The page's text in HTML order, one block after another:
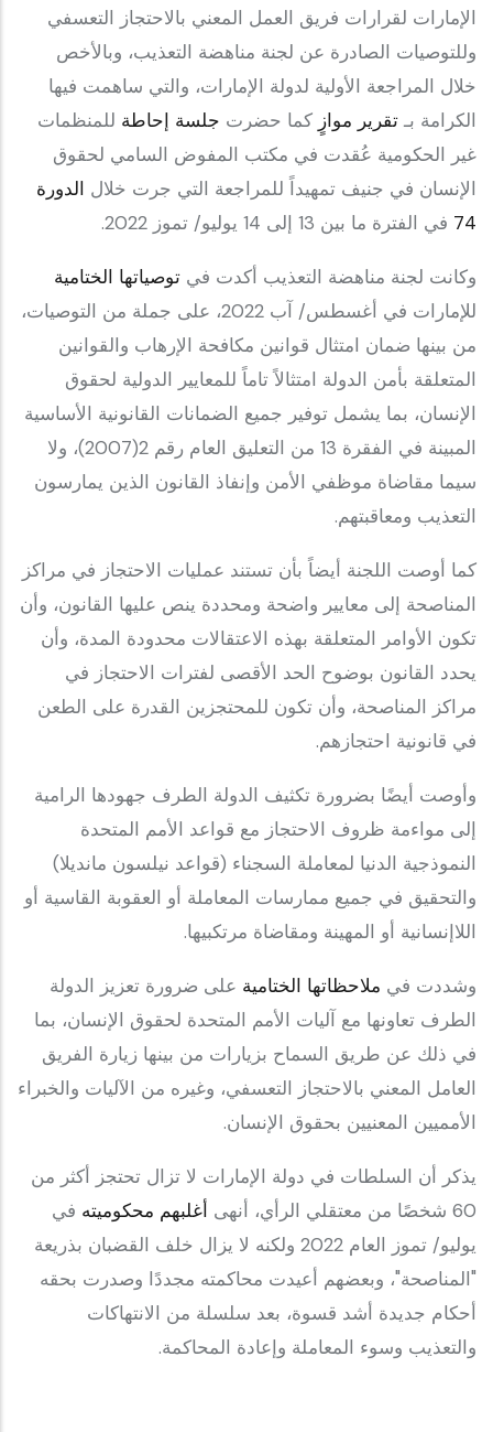
الإمارات لقرارات فريق العمل المعني بالاحتجاز التعسفي
وللتوصيات الصادرة عن لجنة مناهضة التعذيب، وبالأخص
خلال المراجعة الأولية لدولة الإمارات، والتي ساهمت فيها
الكرامة بـتقرير موازٍ كما حضرت جلسة إحاطة للمنظمات
غير الحكومية عُقدت في مكتب المفوض السامي لحقوق
الإنسان في جنيف تمهيداً للمراجعة التي جرت خلال الدورة
74 في الفترة ما بين 13 إلى 14 يوليو/ تموز 2022.
وكانت لجنة مناهضة التعذيب أكدت في توصياتها الختامية
للإمارات في أغسطس/ آب 2022، على جملة من التوصيات،
من بينها ضمان امتثال قوانين مكافحة الإرهاب والقوانين
المتعلقة بأمن الدولة امتثالاً تاماً للمعايير الدولية لحقوق
الإنسان، بما يشمل توفير جميع الضمانات القانونية الأساسية
المبينة في الفقرة 13 من التعليق العام رقم 2(2007)، ولا
سيما مقاضاة موظفي الأمن وإنفاذ القانون الذين يمارسون
التعذيب ومعاقبتهم.
كما أوصت اللجنة أيضاً بأن تستند عمليات الاحتجاز في مراكز
المناصحة إلى معايير واضحة ومحددة ينص عليها القانون، وأن
تكون الأوامر المتعلقة بهذه الاعتقالات محدودة المدة، وأن
يحدد القانون بوضوح الحد الأقصى لفترات الاحتجاز في
مراكز المناصحة، وأن تكون للمحتجزين القدرة على الطعن
في قانونية احتجازهم.
وأوصت أيضًا بضرورة تكثيف الدولة الطرف جهودها الرامية
إلى مواءمة ظروف الاحتجاز مع قواعد الأمم المتحدة
النموذجية الدنيا لمعاملة السجناء (قواعد نيلسون مانديلا)
والتحقيق في جميع ممارسات المعاملة أو العقوبة القاسية أو
اللاإنسانية أو المهينة ومقاضاة مرتكبيها.
وشددت في ملاحظاتها الختامية على ضرورة تعزيز الدولة
الطرف تعاونها مع آليات الأمم المتحدة لحقوق الإنسان، بما
في ذلك عن طريق السماح بزيارات من بينها زيارة الفريق
العامل المعني بالاحتجاز التعسفي، وغيره من الآليات والخبراء
الأمميين المعنيين بحقوق الإنسان.
يذكر أن السلطات في دولة الإمارات لا تزال تحتجز أكثر من
60 شخصًا من ‎معتقلي الرأي، أنهى
أغلبهم محكوميته في
يوليو/ تموز العام 2022 ولكنه لا يزال خلف القضبان بذريعة
"المناصحة"، وبعضهم أعيدت محاكمته مجددًا وصدرت بحقه
أحكام جديدة أشد قسوة، بعد سلسلة من الانتهاكات
والتعذيب وسوء المعاملة وإعادة المحاكمة.